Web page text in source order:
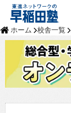
ホーム 校舎一覧